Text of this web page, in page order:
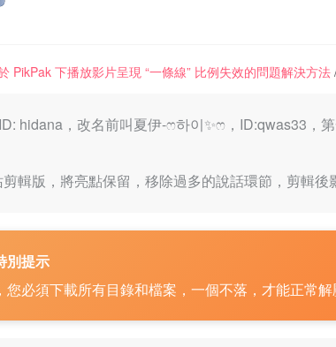
PikPak 下播放影片呈現 “一條線” 比例失效的問題解決方法
hidana，改名前叫夏伊-ෆ하이✨ෆ，ID:qwas33，
輯版，將亮點保留，移除過多的說話環節，剪輯
別提示
您必須下載所有目錄和檔案，一個不落，才能正常解